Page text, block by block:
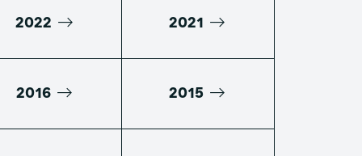
2022 2021
2016 2015